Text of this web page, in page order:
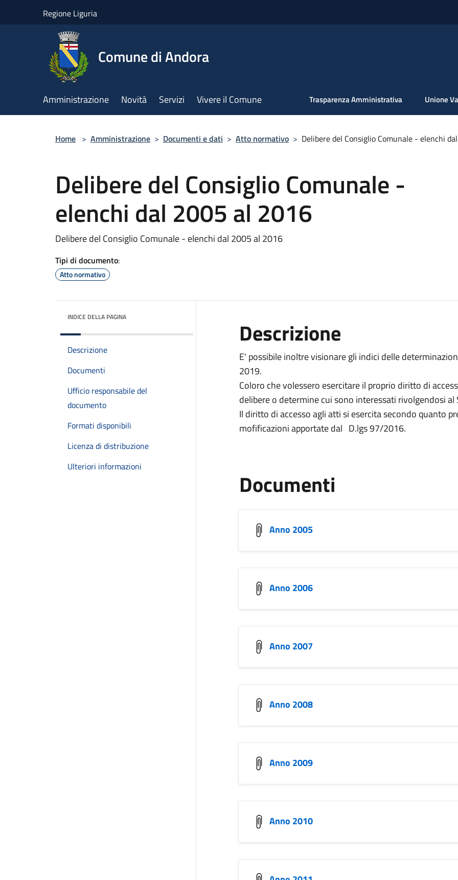
Regione Liguria
Comune di Andora
Amministrazione Novità Servizi Vivere il Comune Trasparenza Amministrativa Unione
Home > Amministrazione > Documenti e dati > Atto normativo > Delibere del Consiglio Comunale - elenchi
Delibere del Consiglio Comunale -
elenchi dal 2005 al 2016
Delibere del Consiglio Comunale - elenchi dal 2005 al 2016
Tipi di documento:
Atto normativo
INDICE DELLA PAGINA
Descrizione
Documenti
Ufficio responsabile del
documento
Formati disponibili
Licenza di distribuzione
Ulteriori informazioni
Descrizione
E' possibile inoltre visionare gli indici delle
2019.
Coloro che volessero esercitare il proprio diritto di
delibere o determine cui sono interessati rivolgendosi al
Il diritto di accesso agli atti si esercita secondo quanto
mofificazioni apportate dal D.lgs 97/2016.
Documenti
Anno 2005
Anno 2006
Anno 2007
Anno 2008
Anno 2009
Anno 2010